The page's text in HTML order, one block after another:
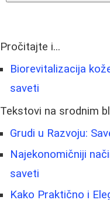
Pročitajte i...
Biorevitalizacija
saveti
Tekstovi na srodnim
Grudi u Razvoju:
Najekonomičniji
saveti
Kako Praktično i